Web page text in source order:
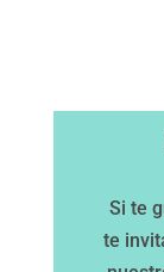
Si te
te